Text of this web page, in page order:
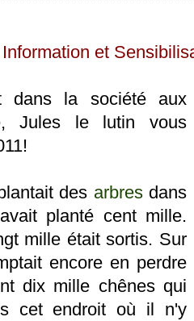
et
la société aux
Jules le lutin vous
des arbresdans
planté cent mille.
mille était sortis. Sur
encore en perdre
dix mille chênes qui
cet endroit où il n'y